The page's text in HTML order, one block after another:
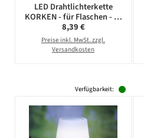
LED Drahtlichterkette
KORKEN - für Flaschen - 15
warmweiße LED - L: 70cm -
Timer - silber
Regulärer Preis:
8,39 €
Preise inkl. MwSt. zzgl.
Versandkosten
Verfügbarkeit: